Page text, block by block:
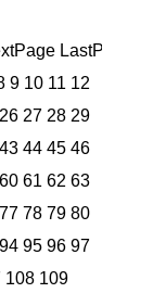
LastPage
9 10 11 12
26 27 28 29
43 44 45 46
60 61 62 63
77 78 79 80
94 95 96 97
108 109